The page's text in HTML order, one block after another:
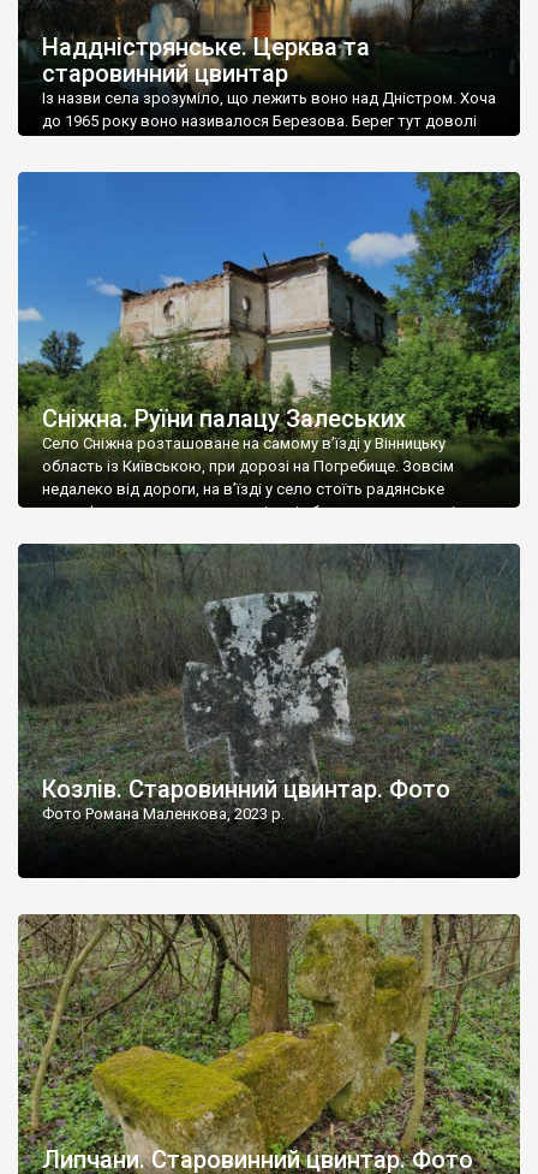
Наддністрянське. Церква та
старовинний цвинтар
Із назви села зрозуміло, що лежить воно над Дністром. Хоча
до 1965 року воно називалося Березова. Берег тут доволі
Наддністрянське відрізняється від більшості навколишніх
сіл. У селі є мурована Михайлівська церква. Точної дати […]
Сніжна. Руїни палацу Залеських
Село Сніжна розташоване на самому в’їзді у Вінницьку
область із Київською, при дорозі на Погребище. Зовсім
недалеко від дороги, на в’їзді у село стоїть радянське
рельєфне пано, яке показує жінку і яблуню, а трохи далі, десь
не видно, але видно дві стареньких колії у траві – […]
Козлів. Старовинний цвинтар. Фото
Фото Романа Маленкова, 2023 р.
Липчани. Старовинний цвинтар. Фото